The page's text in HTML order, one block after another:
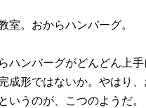
室。おからハンバーグ。
ハンバーグがどんどん上手
成形ではないか。やはり
いうのが、こつのようだ。